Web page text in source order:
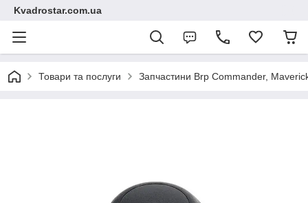
Kvadrostar.com.ua
Товари та послуги Запчастини Brp Commander,